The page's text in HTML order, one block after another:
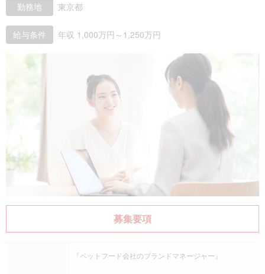
勤務地 東京都
給与条件 年収 1,000万円～1,250万円
募集要項
『ペットフード会社のブランドマネージャー』